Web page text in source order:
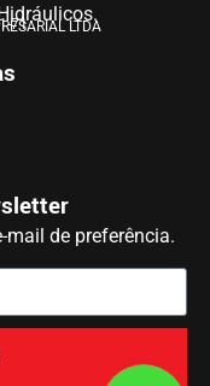
LTDA
71
mail de preferência.